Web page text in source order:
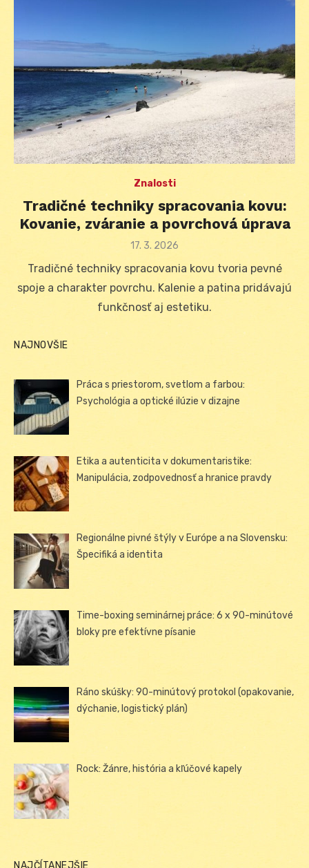
Znalosti
Tradičné techniky spracovania kovu:
Kovanie, zváranie a povrchová úprava
Posted
17. 3. 2026
Tradičné techniky spracovania kovu tvoria pevné
spoje a charakter povrchu. Kalenie a patina pridávajú
funkčnosť aj estetiku.
NAJNOVŠIE
Práca s priestorom, svetlom a farbou:
Psychológia a optické ilúzie v dizajne
Etika a autenticita v dokumentaristike:
Manipulácia, zodpovednosť a hranice pravdy
Regionálne pivné štýly v Európe a na Slovensku:
Špecifiká a identita
Time-boxing seminárnej práce: 6 x 90-minútové
bloky pre efektívne písanie
Ráno skúšky: 90-minútový protokol (opakovanie,
dýchanie, logistický plán)
Rock: Žánre, história a kľúčové kapely